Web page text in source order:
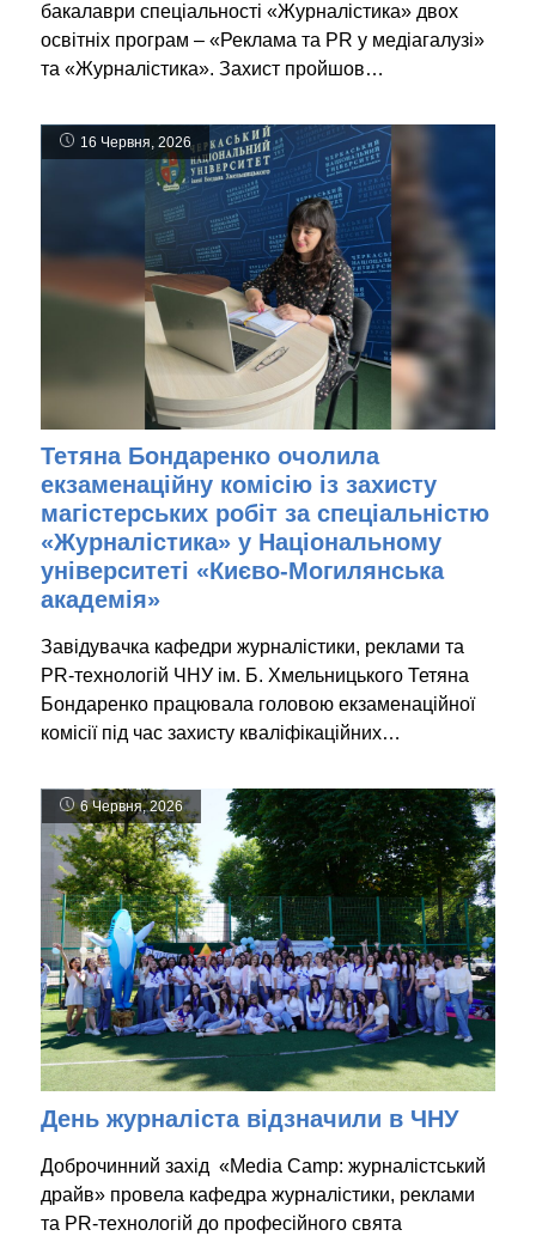
бакалаври спеціальності «Журналістика» двох
освітніх програм – «Реклама та PR у медіагалузі»
та «Журналістика». Захист пройшов…
16 Червня, 2026
Тетяна Бондаренко очолила
екзаменаційну комісію із захисту
магістерських робіт за спеціальністю
«Журналістика» у Національному
університеті «Києво-Могилянська
академія»
Завідувачка кафедри журналістики, реклами та
PR-технологій ЧНУ ім. Б. Хмельницького Тетяна
Бондаренко працювала головою екзаменаційної
комісії під час захисту кваліфікаційних…
6 Червня, 2026
День журналіста відзначили в ЧНУ
Доброчинний захід «Media Camp: журналістський
драйв» провела кафедра журналістики, реклами
та PR-технологій до професійного свята